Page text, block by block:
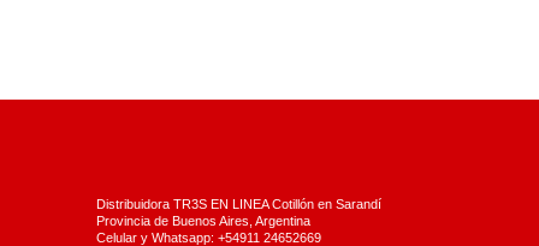
Distribuidora TR3S EN LINEA Cotillón en Sarandí
Provincia de Buenos Aires, Argentina
Celular y Whatsapp: +54911 24652669